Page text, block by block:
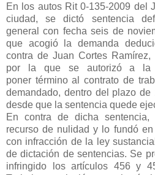
En los autos Rit 0-135-2009 del
ciudad, sedictó sentencia
general con fecha seis de
que acogió la demanda
contra de Juan Cortes Ramírez,
por la que se autorizó a la
poner término al contrato de
demandado, dentro del plazo de
desde que la sentencia quede
En contra de dicha sentencia,
recurso de nulidad y lo fundó
con infracción de la ley
de dictación de sentencias. Se
infringido los artículos 456 y